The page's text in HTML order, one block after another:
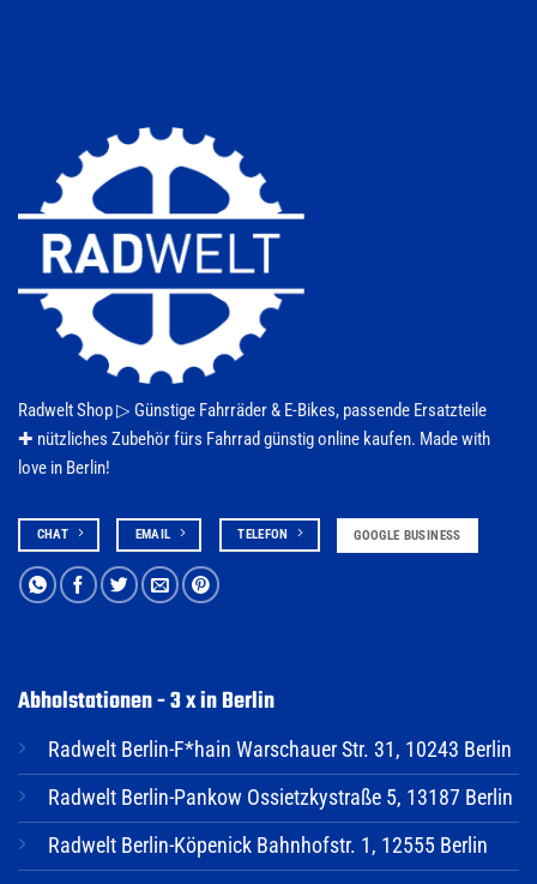
gewählt
werden
Radwelt Shop ▷ Günstige Fahrräder & E-Bikes, passende Ersatzteile
✚ nützliches Zubehör fürs Fahrrad günstig online kaufen. Made with
love in Berlin!
CHAT EMAIL TELEFON GOOGLE BUSINESS
Abholstationen - 3 x in Berlin
Radwelt Berlin-F*hain Warschauer Str. 31, 10243 Berlin
Radwelt Berlin-Pankow Ossietzkystraße 5, 13187 Berlin
Radwelt Berlin-Köpenick Bahnhofstr. 1, 12555 Berlin